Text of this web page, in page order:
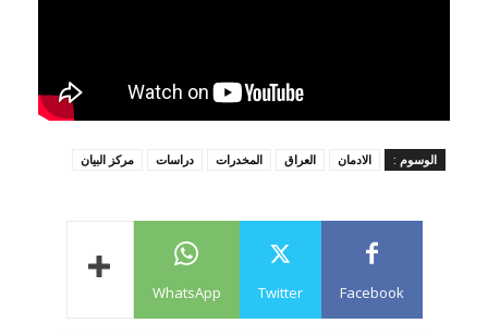
الوسوم : الادمان العراق المخدرات دراسات مركز البيان
Facebook
Twitter
WhatsApp